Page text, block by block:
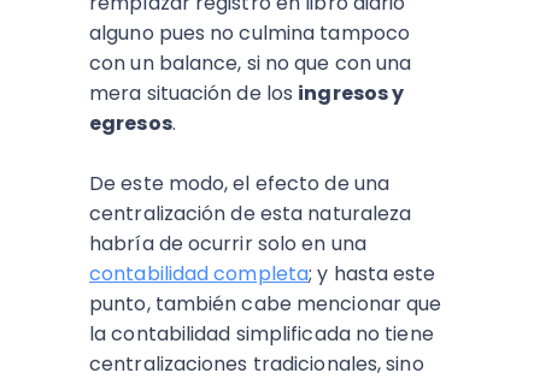
alguno pues no culmina tampoco
con un balance, si no que con una
mera situación de los ingresos y
egresos.
De este modo, el efecto de una
centralización de esta naturaleza
habría de ocurrir solo en una
contabilidad completa; y hasta este
punto, también cabe mencionar que
la contabilidad simplificada no tiene
centralizaciones tradicionales, sino